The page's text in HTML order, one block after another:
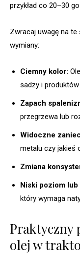
przykład co 20–30
Zwracaj uwagę na te
wymiany:
Ciemny kolor:
sadzy i produktów
Zapach
przegrzewa lub
Widoczne
metalu czy jakieś
Zmiana
Niski poziom lub
który wymaga
Praktyczny
olej w